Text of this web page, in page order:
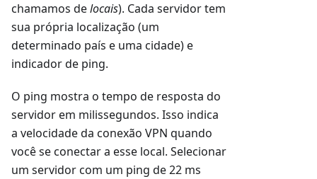
chamamos delocais). Cada servidor tem
sua própria localização (um
determinado país e uma cidade) e
indicador de ping.
O ping mostra o tempo de resposta do
servidor em milissegundos. Isso indica
a velocidade da conexão VPN quando
você se conectar a esse local. Selecionar
um servidor com um ping de 22 ms